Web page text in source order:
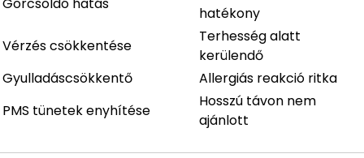
Görcsoldó hatás
hatékony
Vérzés csökkentése
Terhesség alatt
kerülendő
Gyulladáscsökkentő
Allergiás reakció ritka
PMS tünetek enyhítése
Hosszú távon nem
ajánlott